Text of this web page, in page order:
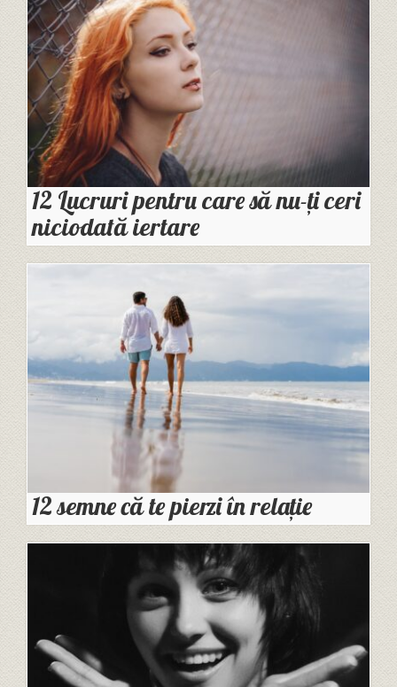
12 Lucruri pentru care să nu-ți ceri
niciodată iertare
12 semne că te pierzi în relație